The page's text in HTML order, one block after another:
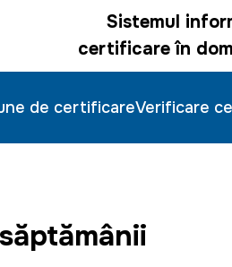
Sistemul
certificare în
de certificareVerificare